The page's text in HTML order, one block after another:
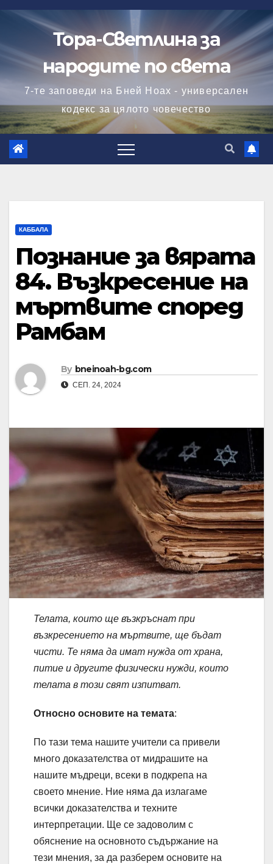
Skip
content
Тора-Светлина за
народите по света
7-те заповеди на Бней Ноах - универсален
кодекс за цялото човечество
КАББАЛА
Познание за вярата
84. Възкресение на
мъртвите според
Рамбам
By bneinoah-bg.com
СЕП. 24, 2024
Телата, които ще възкръснат при
възкресението на мъртвите, ще бъдат
чисти. Те няма да имат нужда от храна,
питие и другите физически нужди, които
телата в този свят изпитват.
Относно основите на темата:
По тази тема нашите учители са привели
много доказателства от мидрашите на
нашите мъдреци, всеки в подкрепа на
своето мнение. Ние няма да излагаме
всички доказателства и техните
интерпретации. Ще се задоволим с
обяснение на основното съдържание на
тези мнения, за да разберем основите на